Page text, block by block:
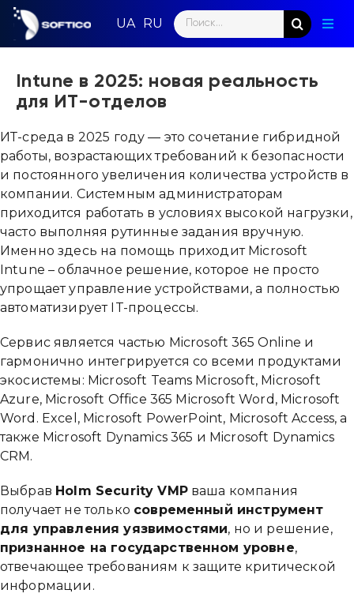
Skip
content
Search
for:
Intune в 2025: новая реальность
для ИТ-отделов
ИТ-среда в 2025 году — это сочетание гибридной
работы, возрастающих требований к безопасности
и постоянного увеличения количества устройств в
компании. Системным администраторам
приходится работать в условиях высокой нагрузки,
часто выполняя рутинные задания вручную.
Именно здесь на помощь приходит Microsoft
Intune – облачное решение, которое не просто
упрощает управление устройствами, а полностью
автоматизирует IT-процессы.
Сервис является частью Microsoft 365 Online и
гармонично интегрируется со всеми продуктами
экосистемы: Microsoft Teams Microsoft, Microsoft
Azure, Microsoft Office 365 Microsoft Word, Microsoft
Word. Excel, Microsoft PowerPoint, Microsoft Access, а
также Microsoft Dynamics 365 и Microsoft Dynamics
CRM.
Выбрав Holm Security VMPваша компания
получает не только современный инструмент
для управления уязвимостями, но и решение,
признанное на государственном уровне,
отвечающее требованиям к защите критической
информации.